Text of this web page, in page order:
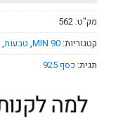
מק"ט:562
קטגוריות:90 MIN
, טבעות,
תגית: כסף 925